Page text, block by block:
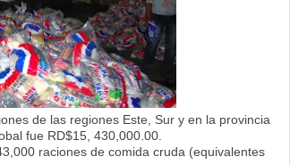
de las regiones Este, Sur y en la provincia
fue RD$15, 430,000.00.
raciones de comida cruda (equivalentes